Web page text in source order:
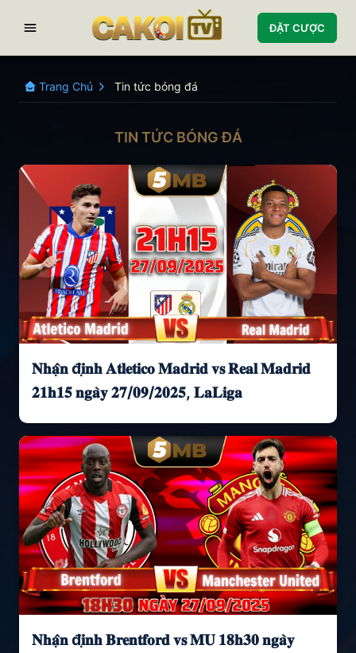
ĐẶT CƯỢC
Trang Chủ Tin tức bóng đá
TIN TỨC BÓNG ĐÁ
𝐍𝐡𝐚̣̂𝐧 đ𝐢̣𝐧𝐡 𝐀𝐭𝐥𝐞𝐭𝐢𝐜𝐨 𝐌𝐚𝐝𝐫𝐢𝐝 𝐯𝐬 𝐑𝐞𝐚𝐥 𝐌𝐚𝐝𝐫𝐢𝐝
𝟐𝟏𝐡𝟏𝟓 𝐧𝐠𝐚̀𝐲 𝟐𝟕/𝟎𝟗/𝟐𝟎𝟐𝟓, 𝐋𝐚𝐋𝐢𝐠𝐚
𝐍𝐡𝐚̣̂𝐧 đ𝐢̣𝐧𝐡 𝐁𝐫𝐞𝐧𝐭𝐟𝐨𝐫𝐝 𝐯𝐬 𝐌𝐔 𝟏𝟖𝐡𝟑𝟎 𝐧𝐠𝐚̀𝐲